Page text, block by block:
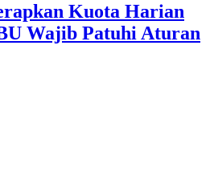
Kuota Harian
Wajib Patuhi Aturan